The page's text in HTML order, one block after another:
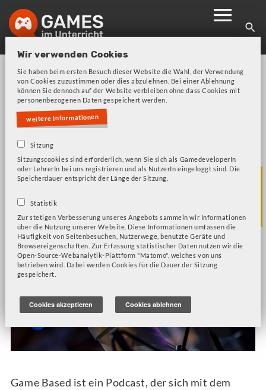
Skip
to
main
navigation
Fehlermeldung
Bitte beachten Sie unsere Frage zu Cookies!
Podcast Game
Based
Wir verwenden Cookies
Sie haben beim ersten Besuch dieser Website die Wahl, der Verwendung
von Cookies zuzustimmen oder dies abzulehnen. Bei einer Ablehnung
können Sie dennoch auf der Website verbleiben ohne dass Cookies mit
personenbezogenen Daten gespeichert werden.
weitere Informationen
Sitzung
Sitzungscookies sind erforderlich, wenn Sie sich als GamedeveloperIn
oder LehrerIn bei uns registrieren und als NutzerIn eingeloggt sind. Die
Speicherdauer entspricht der Länge der Sitzung.
Statistik
Zur stetigen Verbesserung unseres Angebots sammeln wir Informationen
über die Nutzung unserer Website. Diese Informationen umfassen die
Häufigkeit von Seitenbesuchen, Nutzerwege, benutzte Geräte und
Browsereigenschaften. Zur Erfassung statistischer Daten nutzen wir die
Open-Source-Webanalytik-Plattform "Matomo", welches von uns
betrieben wird. Dabei werden Cookies für die Dauer der Sitzung
gespeichert.
Cookies akzeptieren Cookies ablehnen
Game Based ist ein Podcast, der sich mit dem